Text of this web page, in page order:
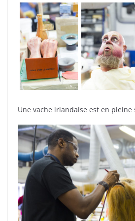
Une vache irlandaise est en